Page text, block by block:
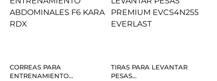
CORREAS PARA
ENTRENAMIENTO...
TIRAS PARA LEVANTAR
PESAS...